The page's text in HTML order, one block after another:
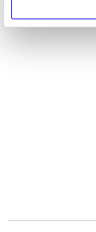
Alle registrerede